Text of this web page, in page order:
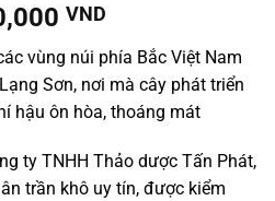
VND
giá:
từ
25,000 VND
đến
150,000 VND
vùng núi phía Bắc Việt Nam
Sơn, nơi mà cây phát triển
hậu ôn hòa, thoáng mát
ty TNHH Thảo dược Tấn Phát,
trần khô uy tín, được kiểm